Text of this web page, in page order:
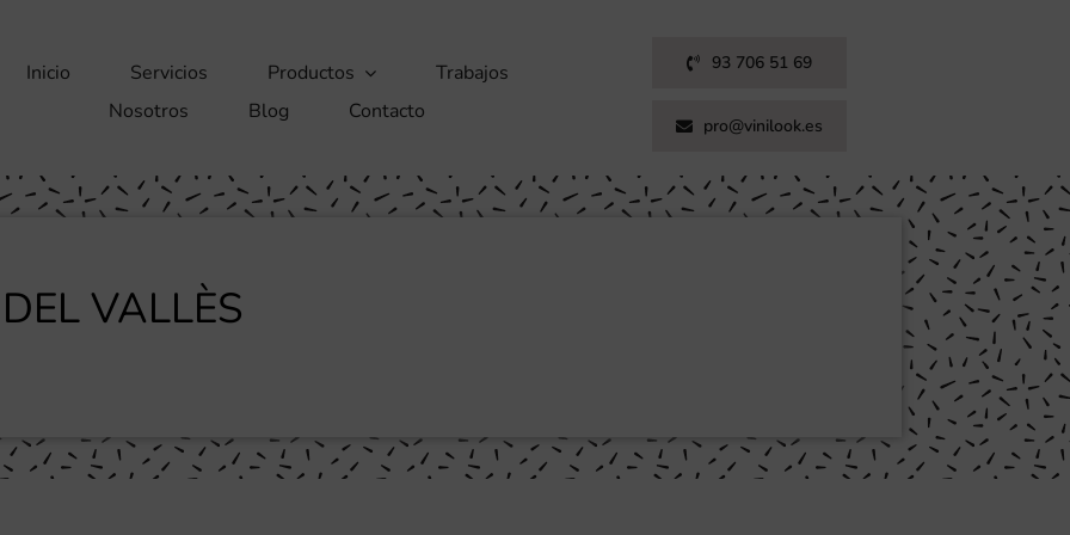
Inicio Servicios Productos
Trabajos
Nosotros
Blog Contacto
93 706 51 69
pro@vinilook.es
VALLÈS